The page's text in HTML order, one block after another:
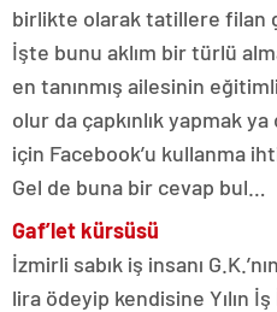
birlikte olarak tatillere filan
İşte bunu aklım bir türlü
en tanınmış ailesinin eğitimli
olur da çapkınlık yapmak
için Facebook’u kullanma
Gel de buna bir cevap bul…
Gaf’let kürsüsü
İzmirli sabık iş insanı
lira ödeyip kendisine Yılın